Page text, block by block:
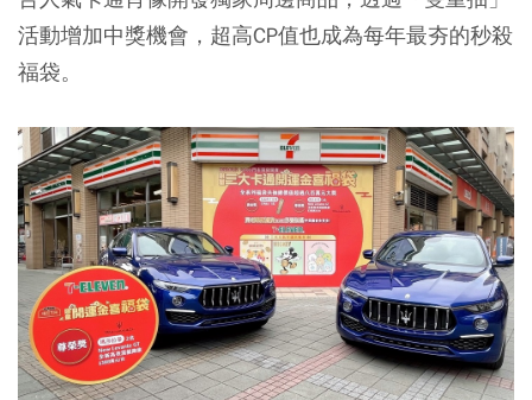
活動增加中獎機會，超高CP值也成為每年最夯的秒殺
福袋。